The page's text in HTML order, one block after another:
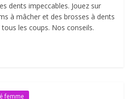
dents impeccables. Jouez sur
à mâcher et des brosses à dents
les coups. Nos conseils.
femme